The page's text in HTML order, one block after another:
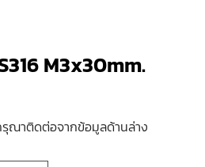
M3x30mm.
ณาติดต่อจากข้อมูลด้านล่าง